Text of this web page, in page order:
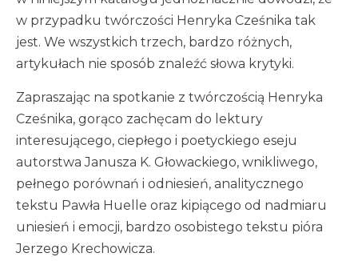
w przypadku twórczości Henryka Cześnika tak
jest. We wszystkich trzech, bardzo różnych,
artykułach nie sposób znaleźć słowa krytyki.
Zapraszając na spotkanie z twórczością Henryka
Cześnika, gorąco zachęcam do lektury
interesującego, ciepłego i poetyckiego eseju
autorstwa Janusza K. Głowackiego, wnikliwego,
pełnego porównań i odniesień, analitycznego
tekstu Pawła Huelle oraz kipiącego od nadmiaru
uniesień i emocji, bardzo osobistego tekstu pióra
Jerzego Krechowicza.